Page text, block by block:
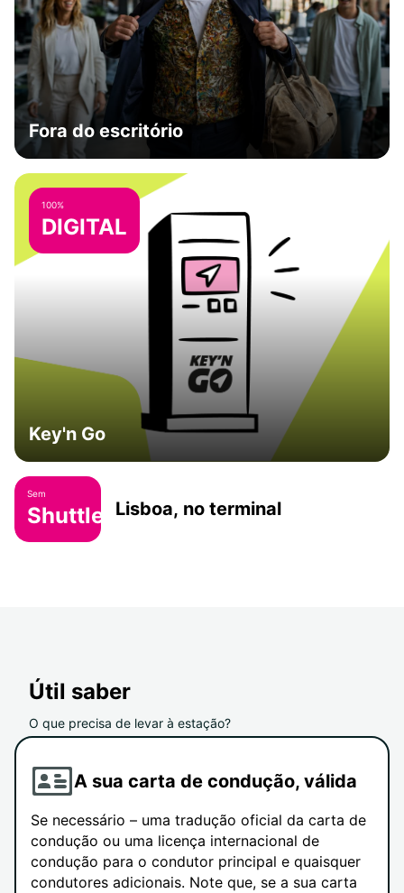
Fora do escritório
100%
DIGITAL
Key'n Go
Sem
Shuttle Lisboa, no terminal
Útil saber
O que precisa de levar à estação?
A sua carta de condução, válida
Se necessário – uma tradução oficial da carta de
condução ou uma licença internacional de
condução para o condutor principal e quaisquer
condutores adicionais. Note que, se a sua carta